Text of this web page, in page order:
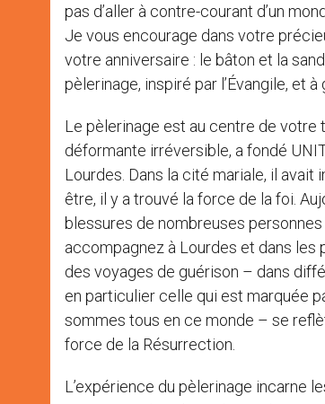
pas d’aller à contre-courant d’un
Je vous encourage dans votre
votre anniversaire : le bâton et la
pèlerinage, inspiré par l’Évangile, et
Le pèlerinage est au centre de votre
déformante irréversible, a fondé
Lourdes. Dans la cité mariale, il avait
être, il y a trouvé la force de la foi.
blessures de nombreuses personnes
accompagnez à Lourdes et dans les
des voyages de guérison – dans
en particulier celle qui est marquée
sommes tous en ce monde – se
force de la Résurrection.
L’expérience du pèlerinage incarne